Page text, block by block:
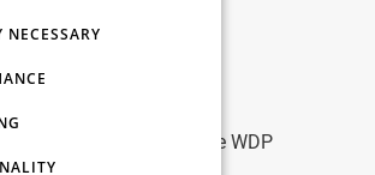
hoogte
meld u aan voor onze WDP
NECESSARY